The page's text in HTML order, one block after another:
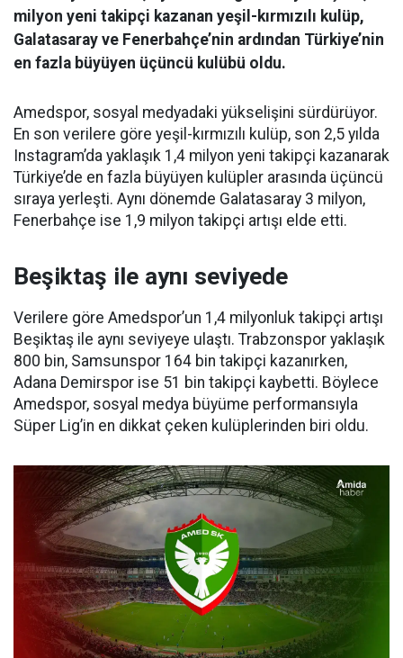
milyon yeni takipçi kazanan yeşil-kırmızılı kulüp,
Galatasaray ve Fenerbahçe’nin ardından Türkiye’nin
en fazla büyüyen üçüncü kulübü oldu.
Amedspor, sosyal medyadaki yükselişini sürdürüyor.
En son verilere göre yeşil-kırmızılı kulüp, son 2,5 yılda
Instagram’da yaklaşık 1,4 milyon yeni takipçi kazanarak
Türkiye’de en fazla büyüyen kulüpler arasında üçüncü
sıraya yerleşti. Aynı dönemde Galatasaray 3 milyon,
Fenerbahçe ise 1,9 milyon takipçi artışı elde etti.
Beşiktaş ile aynı seviyede
Verilere göre Amedspor’un 1,4 milyonluk takipçi artışı
Beşiktaş ile aynı seviyeye ulaştı. Trabzonspor yaklaşık
800 bin, Samsunspor 164 bin takipçi kazanırken,
Adana Demirspor ise 51 bin takipçi kaybetti. Böylece
Amedspor, sosyal medya büyüme performansıyla
Süper Lig’in en dikkat çeken kulüplerinden biri oldu.